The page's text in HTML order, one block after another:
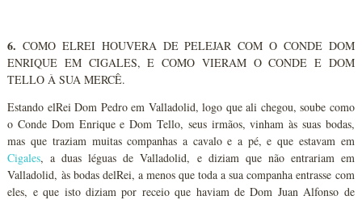
6. COMO ELREI HOUVERA DE PELEJAR COM O CONDE DOM
ENRIQUE EM CIGALES, E COMO VIERAM O CONDE E DOM
TELLO À SUA MERCÊ.
Estando elRei Dom Pedro em Valladolid, logo que ali chegou, soube como
o Conde Dom Enrique e Dom Tello, seus irmãos, vinham às suas bodas,
mas que traziam muitas companhas a cavalo e a pé, e que estavam em
Cigales, a duas léguas de Valladolid, e diziam que não entrariam em
Valladolid, às bodas delRei, a menos que toda a sua companha entrasse com
eles, e que isto diziam por receio que haviam de Dom Juan Alfonso de